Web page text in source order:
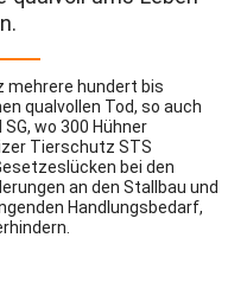
mehrere hundert bis
qualvollen Tod, so auch
wo 300 Hühner
Tierschutz STS
bei den
an den Stallbau und
Handlungsbedarf,